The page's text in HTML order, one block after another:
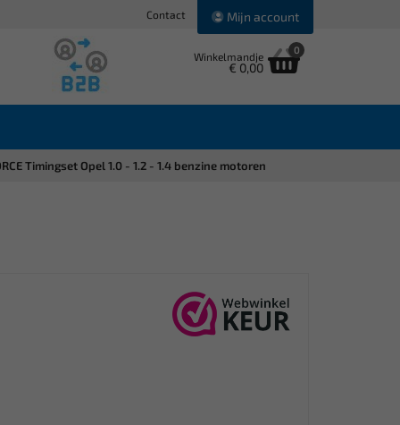
Contact Mijn account
Winkelmandje
€ 0,00
0
Timingset Opel 1.0 - 1.2 - 1.4 benzine motoren